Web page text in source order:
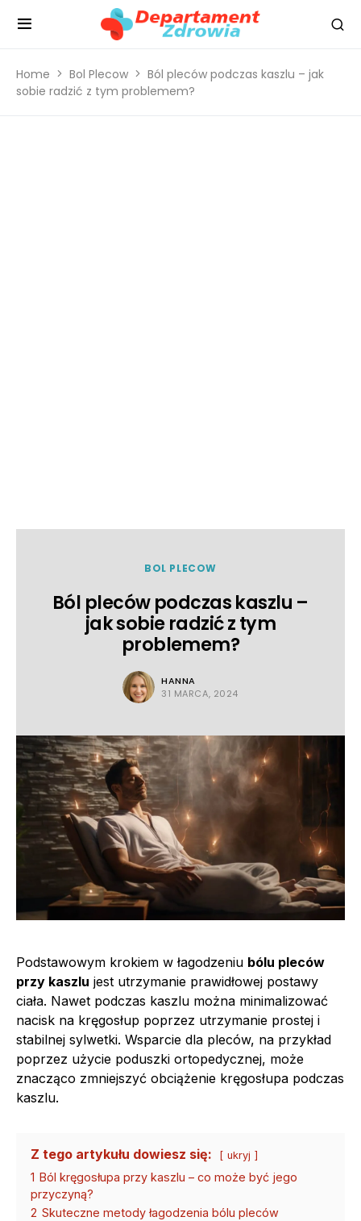
Home Bol Plecow
Ból pleców podczas kaszlu – jak
sobie radzić z tym problemem?
BOL PLECOW
Ból pleców podczas kaszlu –
jak sobie radzić z tym
problemem?
HANNA
31 MARCA, 2024
Podstawowym krokiem w łagodzeniu bólu pleców
przy kaszlu jest utrzymanie prawidłowej postawy
ciała. Nawet podczas kaszlu można minimalizować
nacisk na kręgosłup poprzez utrzymanie prostej i
stabilnej sylwetki. Wsparcie dla pleców, na przykład
poprzez użycie poduszki ortopedycznej, może
znacząco zmniejszyć obciążenie kręgosłupa podczas
kaszlu.
Z tego artykułu dowiesz się: ukryj
1 Ból kręgosłupa przy kaszlu – co może być jego
przyczyną?
2 Skuteczne metody łagodzenia bólu pleców